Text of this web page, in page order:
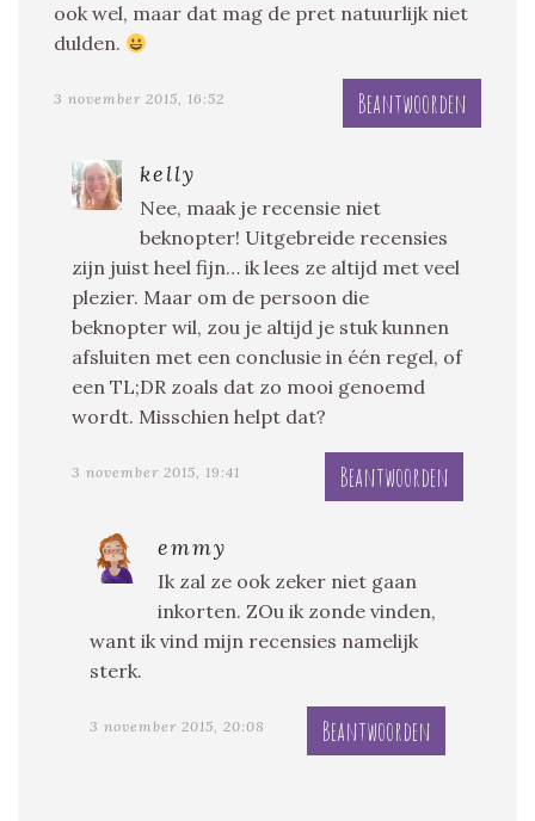
ook wel, maar dat mag de pret natuurlijk niet
dulden.
3 november 2015, 16:52 Beantwoorden
kelly
Nee, maak je recensie niet
beknopter! Uitgebreide recensies
zijn juist heel fijn… ik lees ze altijd met veel
plezier. Maar om de persoon die
beknopter wil, zou je altijd je stuk kunnen
afsluiten met een conclusie in één regel, of
een TL;DR zoals dat zo mooi genoemd
wordt. Misschien helpt dat?
3 november 2015, 19:41 Beantwoorden
emmy
Ik zal ze ook zeker niet gaan
inkorten. ZOu ik zonde vinden,
want ik vind mijn recensies namelijk
sterk.
3 november 2015, 20:08 Beantwoorden